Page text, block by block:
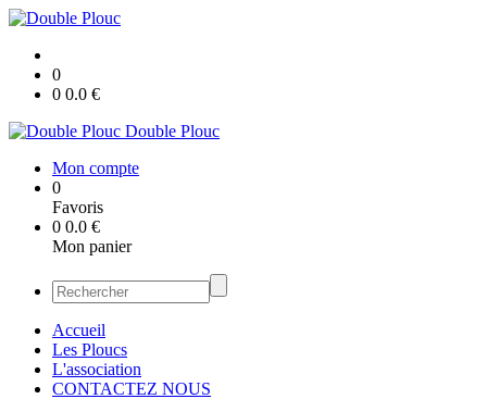
0
0 0.0 €
Double Plouc
Mon compte
0
Favoris
0 0.0 €
Mon panier
Accueil
Les Ploucs
L'association
CONTACTEZ NOUS